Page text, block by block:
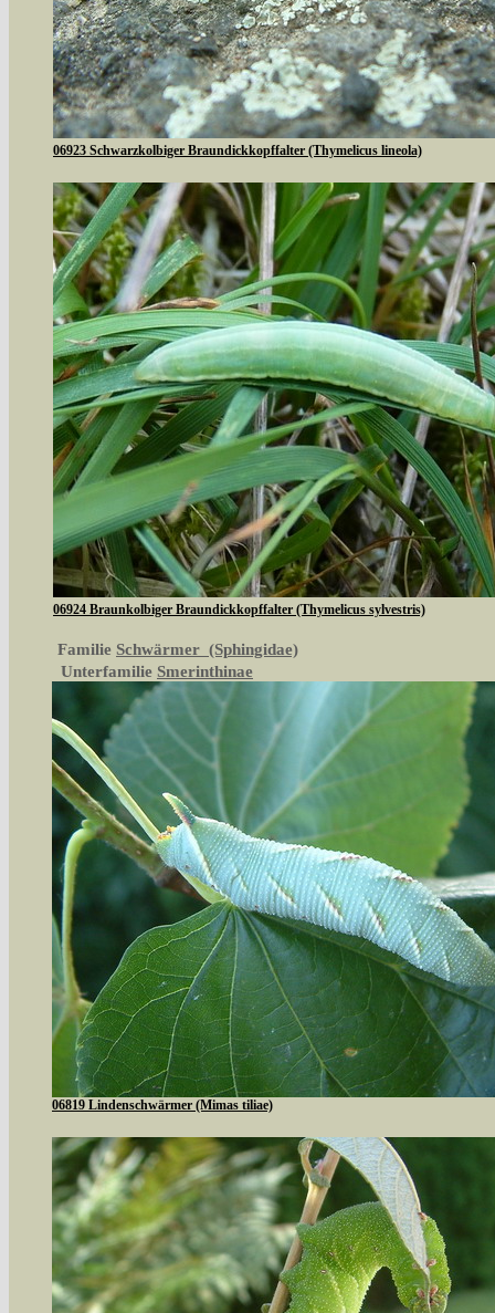
06923 Schwarzkolbiger Braundickkopffalter (Thymelicus lineola)
06924 Braunkolbiger Braundickkopffalter (Thymelicus sylvestris)
Familie Schwärmer (Sphingidae)
Unterfamilie Smerinthinae
06819 Lindenschwärmer (Mimas tiliae)